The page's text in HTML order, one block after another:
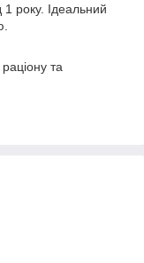
року. Ідеальний
та